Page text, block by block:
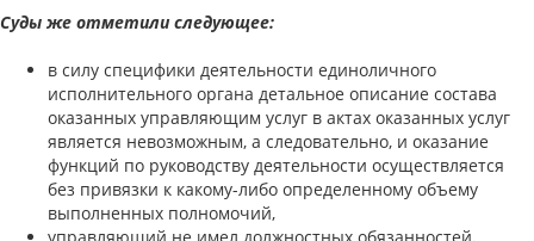
Суды же отметили следующее:
в силу специфики деятельности единоличного
исполнительного органа детальное описание состава
оказанных управляющим услуг в актах оказанных услуг
является невозможным, а следовательно, и оказание
функций по руководству деятельности осуществляется
без привязки к какому-либо определенному объему
выполненных полномочий,